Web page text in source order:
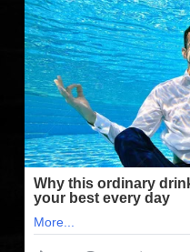
FILMEK (2025-ÖS)
FILMEK (2024-ES)
FILMEK (2023-AS)
FILMEK (2022-ES)